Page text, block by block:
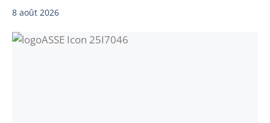
8 août 2026